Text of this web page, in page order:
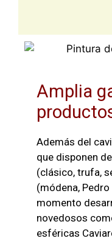
Amplia
Además del
que disponen
(clásico, trufa,
(módena,
momento
novedosos
esféricas